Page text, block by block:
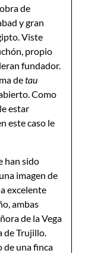
de
y gran
Viste
propio
fundador.
detau
Como
estar
este caso le
han sido
imagen de
excelente
ambas
de la Vega
de Trujillo.
de una finca